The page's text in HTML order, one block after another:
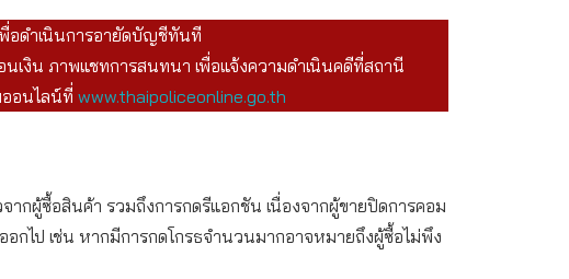
พื่อดำเนินการอายัดบัญชีทันที
เงิน ภาพแชทการสนทนา เพื่อแจ้งความดำเนินคดีที่สถานี
อนไลน์ที่ www.thaipoliceonline.go.th
ากผู้ซื้อสินค้า รวมถึงการกดรีแอกชัน เนื่องจากผู้ขายปิดการคอม
กไป เช่น หากมีการกดโกรธจำนวนมากอาจหมายถึงผู้ซื้อไม่พึง